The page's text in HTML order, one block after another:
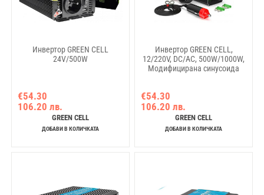
Инвертор GREEN CELL
24V/500W
€54.30
106.20 лв.
GREEN CELL
ДОБАВИ В КОЛИЧКАТА
Инвертор GREEN CELL,
12/220V, DC/AC, 500W/1000W,
Модифицирана синусоида
€54.30
106.20 лв.
GREEN CELL
ДОБАВИ В КОЛИЧКАТА